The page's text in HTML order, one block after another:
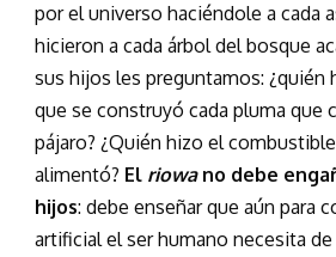
por el universo haciéndole a cada
hicieron a cada árbol del bosque
sus hijos les preguntamos: ¿quién
que se construyó cada pluma que
pájaro? ¿Quién hizo el
alimentó? El riowano debe
hijos: debe enseñar que aún para
artificial el ser humano necesita